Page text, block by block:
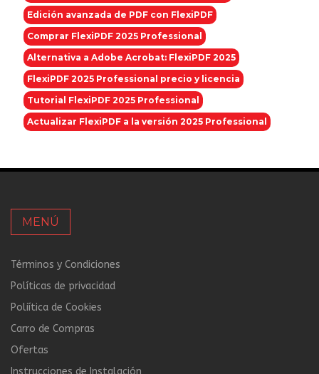
Edición avanzada de PDF con FlexiPDF
Comprar FlexiPDF 2025 Professional
Alternativa a Adobe Acrobat: FlexiPDF 2025
FlexiPDF 2025 Professional precio y licencia
Tutorial FlexiPDF 2025 Professional
Actualizar FlexiPDF a la versión 2025 Professional
MENÚ
Términos y Condiciones
Políticas de privacidad
Poliítica de Cookies
Carro de Compras
Ofertas
Instrucciones de Instalación